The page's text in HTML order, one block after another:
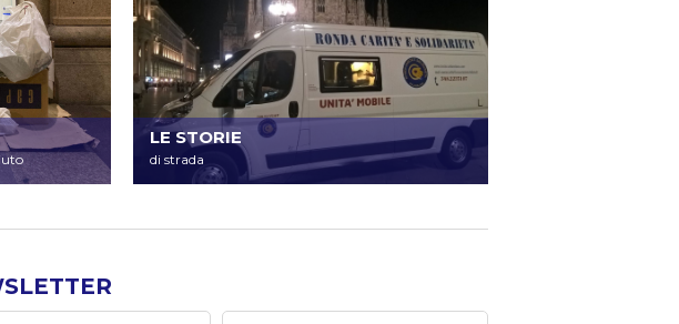
LE STORIE
di strada